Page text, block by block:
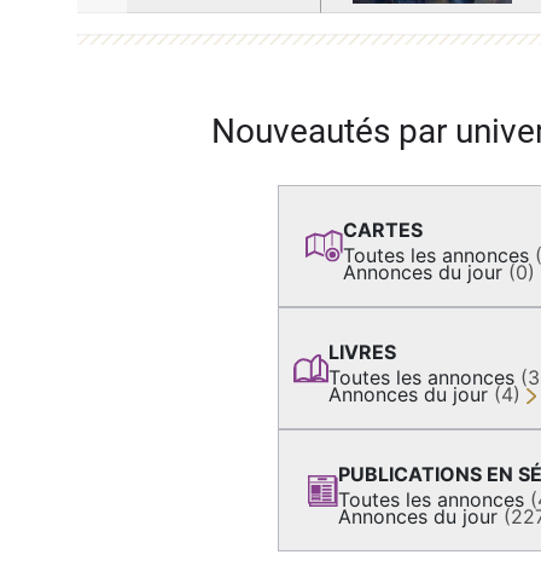
Nouveautés par
CARTES
Toutes les annonces
Annonces du jour (0)
LIVRES
Toutes les annonces
Annonces du jour (4)
PUBLICATIONS EN
Toutes les annonces
Annonces du jour